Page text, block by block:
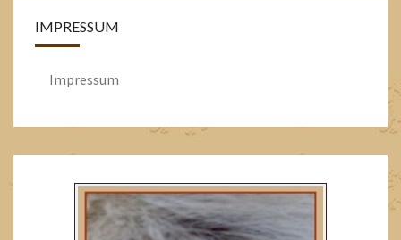
IMPRESSUM
Impressum